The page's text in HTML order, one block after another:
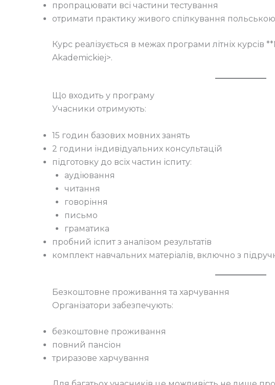
пропрацювати всі частини тестування
отримати практику живого спілкування польською
Курс реалізується в межах програми літніх
Akademickiej>.
Що входить у програму
Учасники отримують:
15 годин базових мовних занять
2 години індивідуальних консультацій
підготовку до всіх частин іспиту:
аудіювання
читання
говоріння
письмо
граматика
пробний іспит з аналізом результатів
комплект навчальних матеріалів, включно з
Безкоштовне проживання та харчування
Організатори забезпечують:
безкоштовне проживання
повний пансіон
триразове харчування